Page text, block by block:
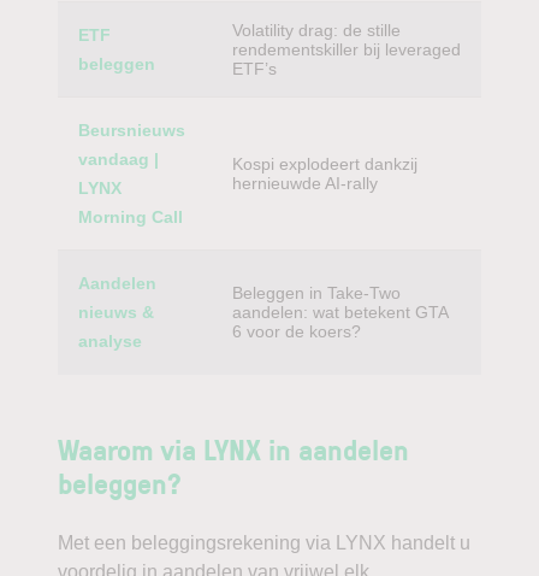
ETF
beleggen
Volatility drag: de stille
rendementskiller bij leveraged
ETF’s
Beursnieuws
vandaag |
LYNX
Morning Call
Kospi explodeert dankzij
hernieuwde AI-rally
Aandelen
nieuws &
analyse
Beleggen in Take-Two
aandelen: wat betekent GTA
6 voor de koers?
Waarom via LYNX in aandelen
beleggen?
Met een beleggingsrekening via LYNX handelt u
voordelig in aandelen van vrijwel elk